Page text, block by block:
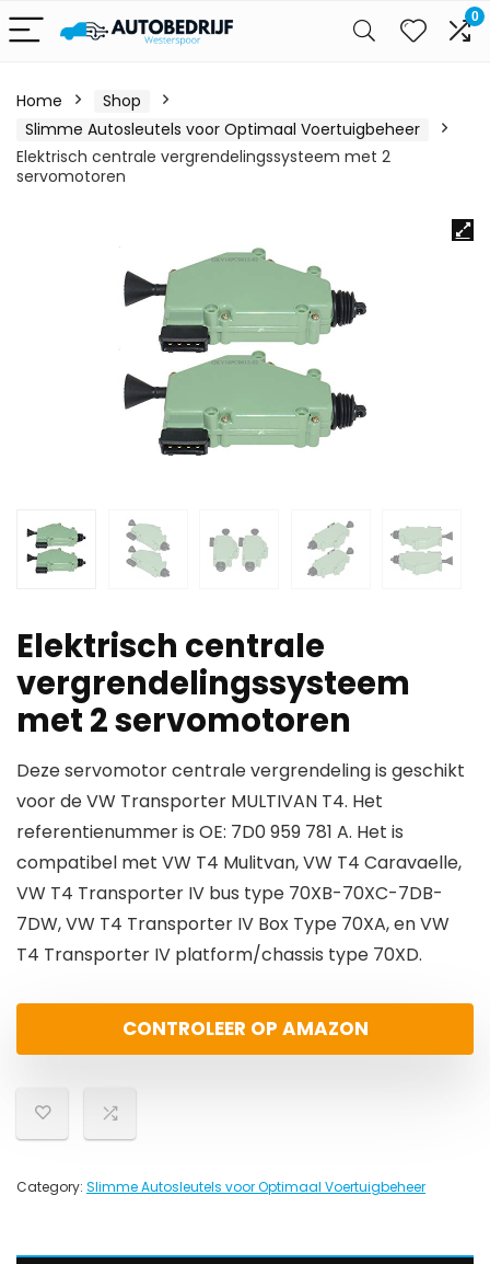
0
Home
Shop
Slimme Autosleutels voor Optimaal Voertuigbeheer
Elektrisch centrale vergrendelingssysteem met 2
servomotoren
Elektrisch centrale
vergrendelingssysteem
met 2 servomotoren
Deze servomotor centrale vergrendeling is geschikt
voor de VW Transporter MULTIVAN T4. Het
referentienummer is OE: 7D0 959 781 A. Het is
compatibel met VW T4 Mulitvan, VW T4 Caravaelle,
VW T4 Transporter IV bus type 70XB-70XC-7DB-
7DW, VW T4 Transporter IV Box Type 70XA, en VW
T4 Transporter IV platform/chassis type 70XD.
CONTROLEER OP AMAZON
Category: Slimme Autosleutels voor Optimaal Voertuigbeheer